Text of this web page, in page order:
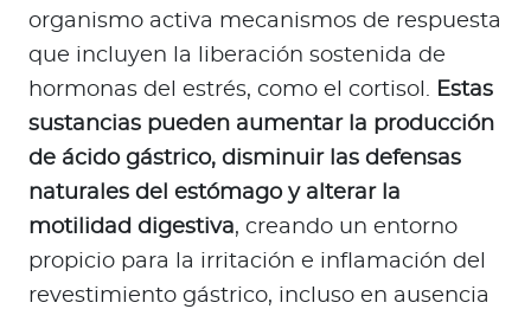
organismo activa mecanismos de respuesta
que incluyen la liberación sostenida de
hormonas del estrés, como el cortisol. Estas
sustancias pueden aumentar la producción
de ácido gástrico, disminuir las defensas
naturales del estómago y alterar la
motilidad digestiva, creando un entorno
propicio para la irritación e inflamación del
revestimiento gástrico, incluso en ausencia